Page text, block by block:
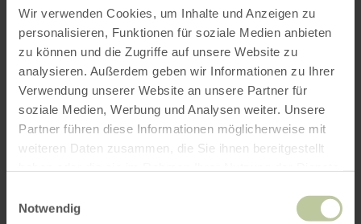
Wir verwenden Cookies, um Inhalte und Anzeigen zu
personalisieren, Funktionen für soziale Medien anbieten
zu können und die Zugriffe auf unsere Website zu
analysieren. Außerdem geben wir Informationen zu Ihrer
Verwendung unserer Website an unsere Partner für
soziale Medien, Werbung und Analysen weiter. Unsere
Partner führen diese Informationen möglicherweise mit
weiteren Daten zusammen, die Sie ihnen bereitgestellt
Notwendig